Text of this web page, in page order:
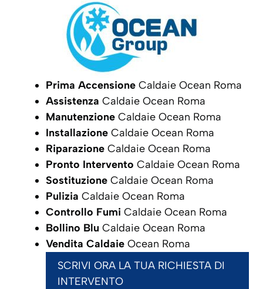
Prima Accensione Caldaie Ocean Roma
Assistenza Caldaie Ocean Roma
Manutenzione Caldaie Ocean Roma
Installazione Caldaie Ocean Roma
Riparazione Caldaie Ocean Roma
Pronto Intervento Caldaie Ocean Roma
Sostituzione Caldaie Ocean Roma
Pulizia Caldaie Ocean Roma
Controllo Fumi Caldaie Ocean Roma
Bollino Blu Caldaie Ocean Roma
Vendita Caldaie Ocean Roma
SCRIVI ORA LA TUA RICHIESTA DI
INTERVENTO